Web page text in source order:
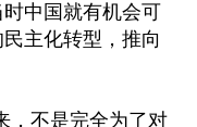
中国就有机会可
主化转型，推向
，不是完全为了对